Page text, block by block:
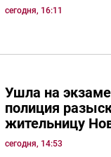
сегодня, 16:11
Ушла на
полиция
жительницу
сегодня, 14:53